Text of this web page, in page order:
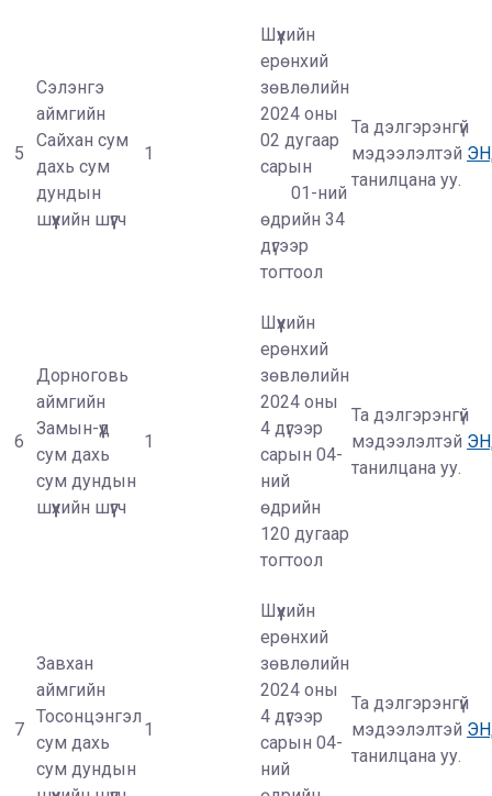
5
Сэлэнгэ
аймгийн
Сайхан сум
дахь сум
дундын
шүүхийн шүүгч
1
Шүүхийн
ерөнхий
зөвлөлийн
2024 оны
02 дугаар
сарын
01-ний
өдрийн 34
дүгээр
тогтоол
Та дэлгэрэнгүй
мэдээлэлтэй
танилцана уу.
6
Дорноговь
аймгийн
Замын-үүд
сум дахь
сум дундын
шүүхийн шүүгч
1
Шүүхийн
ерөнхий
зөвлөлийн
2024 оны
4 дүгээр
сарын 04-
ний
өдрийн
120 дугаар
тогтоол
Та дэлгэрэнгүй
мэдээлэлтэй
танилцана уу.
7
Завхан
аймгийн
Тосонцэнгэл
сум дахь
сум дундын
1
Шүүхийн
ерөнхий
зөвлөлийн
2024 оны
4 дүгээр
сарын 04-
ний
Та дэлгэрэнгүй
мэдээлэлтэй
танилцана уу.